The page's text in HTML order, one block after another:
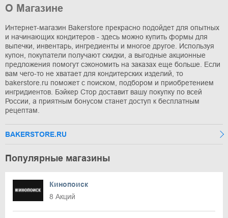
О Магазине
Интернет-магазин Bakerstore прекрасно подойдет для опытных
и начинающих кондитеров - здесь можно купить формы для
выпечки, инвентарь, ингредиенты и многое другое. Используя
купон, покупатели получают скидки, а выгодные акционные
предложения помогут сэкономить на заказах еще больше. Если
вам чего-то не хватает для кондитерских изделий, то
bakerstore.ru поможет с поиском, подбором и приобретением
ингридиентов. Бэйкер Стор доставит вашу покупку по всей
России, а приятным бонусом станет доступ к бесплатным
рецептам.
BAKERSTORE.RU
Популярные магазины
Кинопоиск
8 Акций